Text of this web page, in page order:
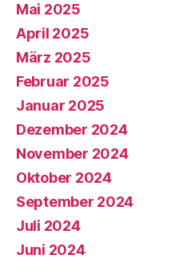
Mai 2025
April 2025
März 2025
Februar 2025
Januar 2025
Dezember 2024
November 2024
Oktober 2024
September 2024
Juli 2024
Juni 2024